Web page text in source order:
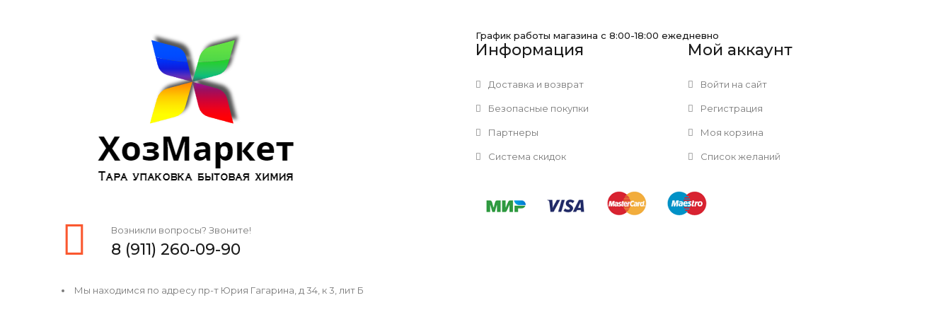
Возникли вопросы? Звоните!
8 (911) 260-09-90
Мы находимся по адресу пр-т Юрия Гагарина, д 34, к 3, лит Б
График работы магазина с 8:00-18:00 ежедневно
Информация
Доставка и возврат
Безопасные покупки
Партнеры
Система скидок
Мой аккаунт
Войти на сайт
Регистрация
Моя корзина
Список желаний